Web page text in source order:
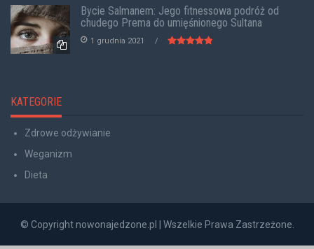
Bycie Salmanem: Jego fitnessowa podróż od
chudego Prema do umięśnionego Sultana
1 grudnia 2021
KATEGORIE
Zdrowe odżywianie
Weganizm
Dieta
© Copyright nowonajedzone.pl | Wszelkie Prawa Zastrzeżone.